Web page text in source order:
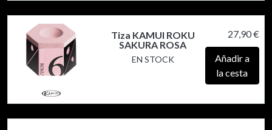
Tiza KAMUI ROKU
SAKURA ROSA
EN STOCK
27,90 €
Añadir a
la cesta